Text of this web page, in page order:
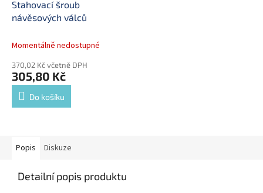
Stahovací šroub
návěsových válců
Momentálně nedostupné
370,02 Kč včetně DPH
305,80 Kč
Do košíku
Popis Diskuze
Detailní popis produktu